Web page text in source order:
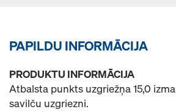
PAPILDU INFORMĀCIJA
PRODUKTU INFORMĀCIJA
Atbalsta punkts uzgriežņa 15,0
savilču uzgriezni.